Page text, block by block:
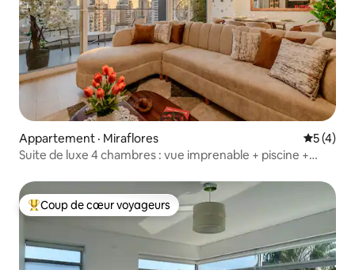
Appartement · Miraflores Note
5 (4)
Suite de luxe 4 chambres : vue imprenable + piscine +
Coup de cœur voyageurs parmi les plus aimés
Coup de cœur voyageurs